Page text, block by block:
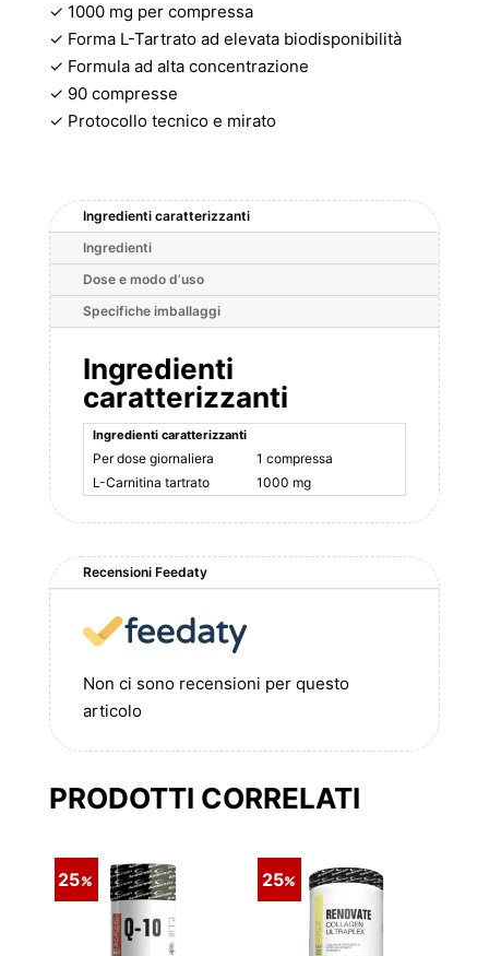
✓ 1000 mg per compressa
✓ Forma L-Tartrato ad elevata biodisponibilità
✓ Formula ad alta concentrazione
✓ 90 compresse
✓ Protocollo tecnico e mirato
Ingredienti caratterizzanti
Ingredienti
Dose e modo d’uso
Specifiche imballaggi
Ingredienti
caratterizzanti
Ingredienti caratterizzanti
Per dose giornaliera
1 compressa
L-Carnitina tartrato
1000 mg
Recensioni Feedaty
Non ci sono recensioni per questo
articolo
PRODOTTI CORRELATI
25 25